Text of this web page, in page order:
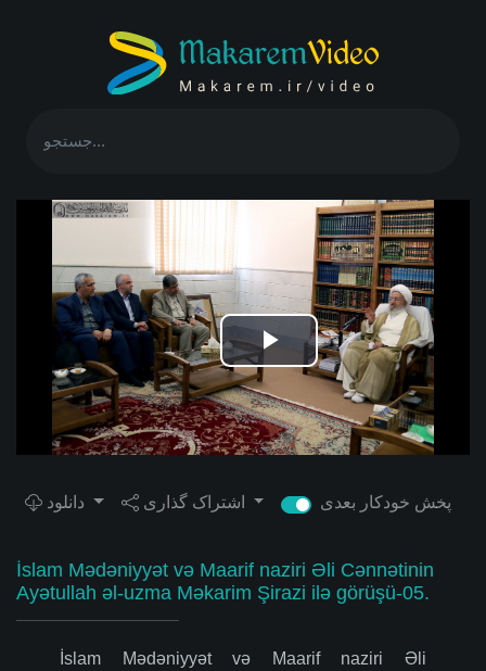
Play
Video
پخش خودکار بعدی
İslam Mədəniyyət və Maarif naziri Əli Cənnətinin
Ayətullah əl-uzma Məkarim Şirazi ilə görüşü-05.
İslam Mədəniyyət və Maarif naziri Əli